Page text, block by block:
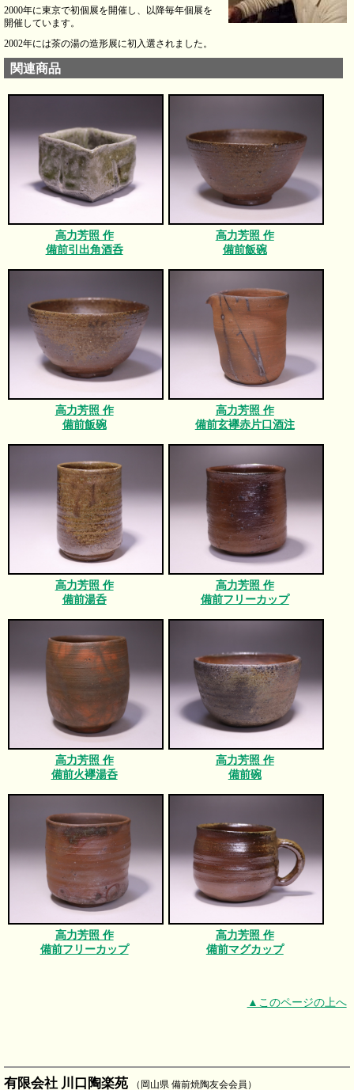
2000年に東京で初個展を開催し、以降毎年個展を
開催しています。
2002年には茶の湯の造形展に初入選されました。
関連商品
高力芳照 作
備前引出角酒呑
高力芳照 作
備前飯碗
高力芳照 作
備前飯碗
高力芳照 作
備前玄襷赤片口酒注
高力芳照 作
備前湯呑
高力芳照 作
備前フリーカップ
高力芳照 作
備前火襷湯呑
高力芳照 作
備前碗
高力芳照 作
備前フリーカップ
高力芳照 作
備前マグカップ
▲このページの上へ
有限会社 川口陶楽苑 （岡山県 備前焼陶友会会員）